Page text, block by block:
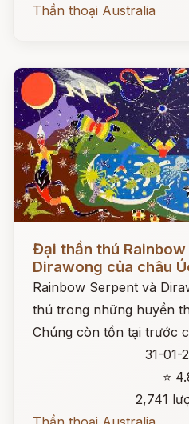
Thần thoại Australia
Đại thần thú
Dirawong của châu
Rainbow Serpent và
thú trong những huyền
Chúng còn tồn tại trước
31-01-
⭐
2,741